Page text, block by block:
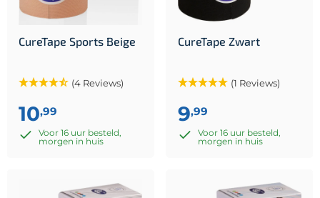
CureTape Sports Beige
(4 Reviews)
10,99
Voor 16 uur besteld,
morgen in huis
CureTape Zwart
(1 Reviews)
9,99
Voor 16 uur besteld,
morgen in huis